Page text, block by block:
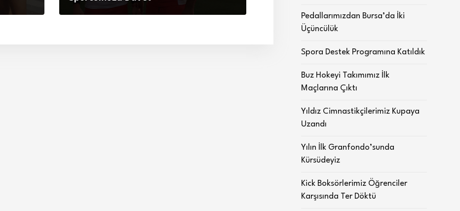
Pedallarımızdan Bursa’da İki
Üçüncülük
Spora Destek Programına Katıldık
Buz Hokeyi Takımımız İlk
Maçlarına Çıktı
Yıldız Cimnastikçilerimiz Kupaya
Uzandı
Yılın İlk Granfondo’sunda
Kürsüdeyiz
Kick Boksörlerimiz Öğrenciler
Karşısında Ter Döktü